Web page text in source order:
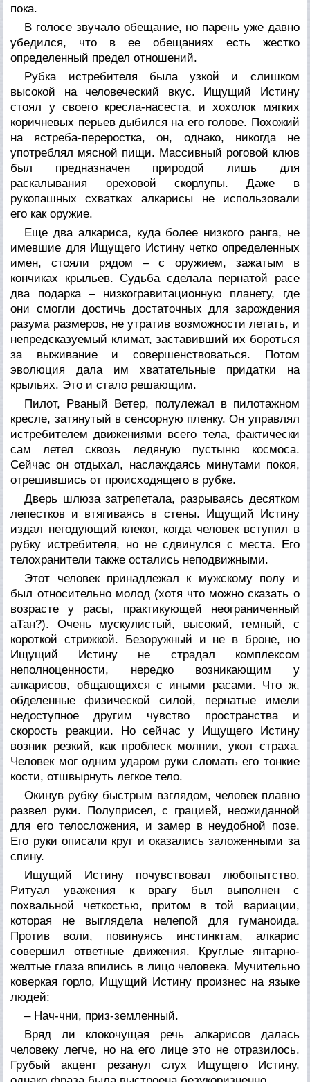
пока.
В голосе звучало обещание, но парень уже давно
убедился, что в ее обещаниях есть жестко
определенный предел отношений.
Рубка истребителя была узкой и слишком
высокой на человеческий вкус. Ищущий Истину
стоял у своего кресла-насеста, и хохолок мягких
коричневых перьев дыбился на его голове. Похожий
на ястреба-переростка, он, однако, никогда не
употреблял мясной пищи. Массивный роговой клюв
был предназначен природой лишь для
раскалывания ореховой скорлупы. Даже в
рукопашных схватках алкарисы не использовали
его как оружие.
Еще два алкариса, куда более низкого ранга, не
имевшие для Ищущего Истину четко определенных
имен, стояли рядом – с оружием, зажатым в
кончиках крыльев. Судьба сделала пернатой расе
два подарка – низкогравитационную планету, где
они смогли достичь достаточных для зарождения
разума размеров, не утратив возможности летать, и
непредсказуемый климат, заставивший их бороться
за выживание и совершенствоваться. Потом
эволюция дала им хватательные придатки на
крыльях. Это и стало решающим.
Пилот, Рваный Ветер, полулежал в пилотажном
кресле, затянутый в сенсорную пленку. Он управлял
истребителем движениями всего тела, фактически
сам летел сквозь ледяную пустыню космоса.
Сейчас он отдыхал, наслаждаясь минутами покоя,
отрешившись от происходящего в рубке.
Дверь шлюза затрепетала, разрываясь десятком
лепестков и втягиваясь в стены. Ищущий Истину
издал негодующий клекот, когда человек вступил в
рубку истребителя, но не сдвинулся с места. Его
телохранители также остались неподвижными.
Этот человек принадлежал к мужскому полу и
был относительно молод (хотя что можно сказать о
возрасте у расы, практикующей неограниченный
аТан?). Очень мускулистый, высокий, темный, с
короткой стрижкой. Безоружный и не в броне, но
Ищущий Истину не страдал комплексом
неполноценности, нередко возникающим у
алкарисов, общающихся с иными расами. Что ж,
обделенные физической силой, пернатые имели
недоступное другим чувство пространства и
скорость реакции. Но сейчас у Ищущего Истину
возник резкий, как проблеск молнии, укол страха.
Человек мог одним ударом руки сломать его тонкие
кости, отшвырнуть легкое тело.
Окинув рубку быстрым взглядом, человек плавно
развел руки. Полуприсел, с грацией, неожиданной
для его телосложения, и замер в неудобной позе.
Его руки описали круг и оказались заложенными за
спину.
Ищущий Истину почувствовал любопытство.
Ритуал уважения к врагу был выполнен с
похвальной четкостью, притом в той вариации,
которая не выглядела нелепой для гуманоида.
Против воли, повинуясь инстинктам, алкарис
совершил ответные движения. Круглые янтарно-
желтые глаза впились в лицо человека. Мучительно
коверкая горло, Ищущий Истину произнес на языке
людей:
– Нач-чни, приз-земленный.
Вряд ли клокочущая речь алкарисов далась
человеку легче, но на его лице это не отразилось.
Грубый акцент резанул слух Ищущего Истину,